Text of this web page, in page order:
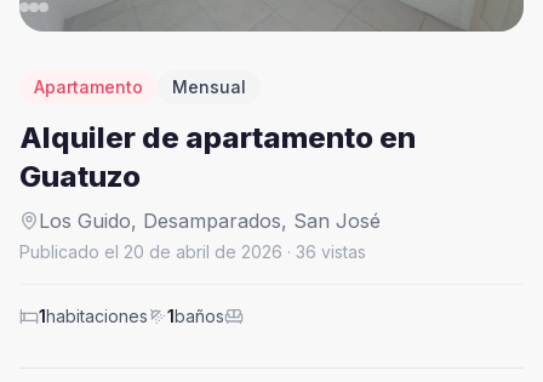
Apartamento Mensual
Alquiler de apartamento en
Guatuzo
Los Guido, Desamparados, San José
Publicado el 20 de abril de 2026 · 36 vistas
1habitaciones 1baños